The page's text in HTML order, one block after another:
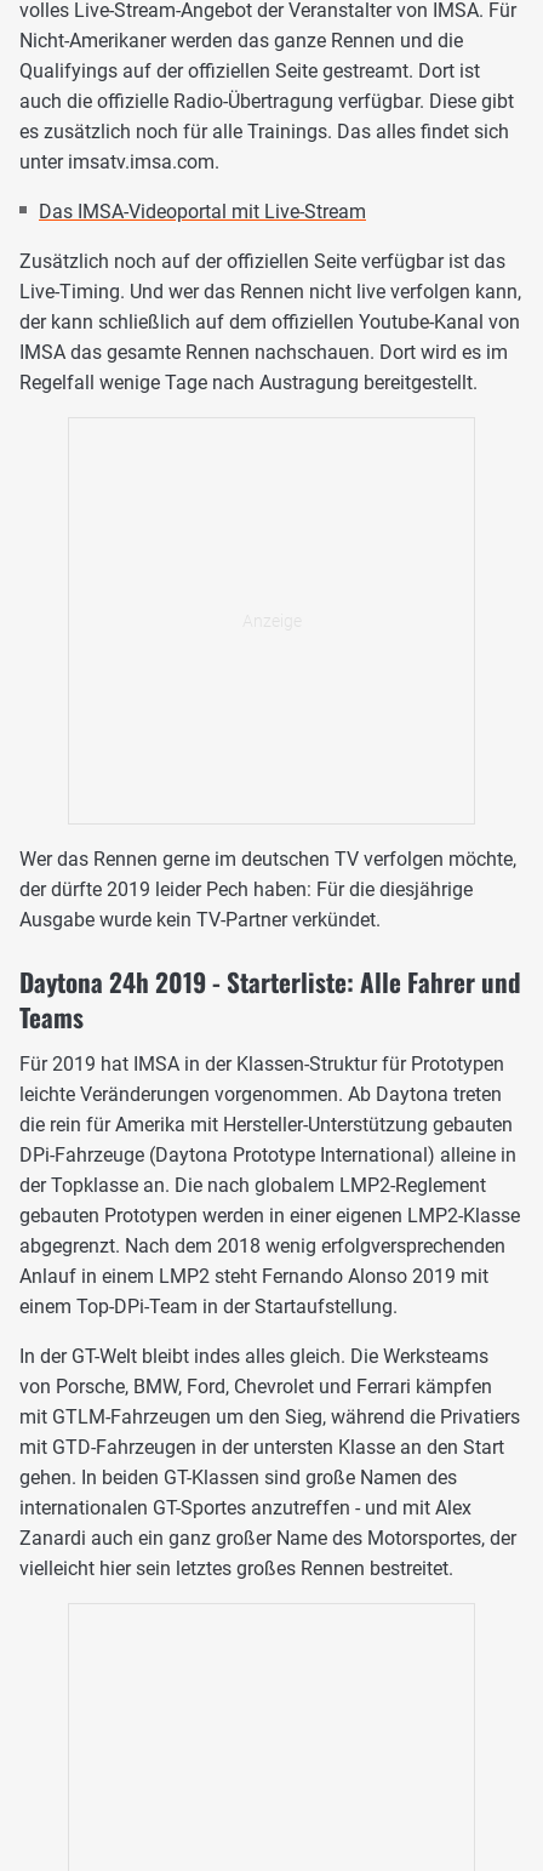
volles Live-Stream-Angebot der Veranstalter von IMSA. Für
Nicht-Amerikaner werden das ganze Rennen und die
Qualifyings auf der offiziellen Seite gestreamt. Dort ist
auch die offizielle Radio-Übertragung verfügbar. Diese gibt
es zusätzlich noch für alle Trainings. Das alles findet sich
unter imsatv.imsa.com.
Das IMSA-Videoportal mit Live-Stream
Zusätzlich noch auf der offiziellen Seite verfügbar ist das
Live-Timing. Und wer das Rennen nicht live verfolgen kann,
der kann schließlich auf dem offiziellen Youtube-Kanal von
IMSA das gesamte Rennen nachschauen. Dort wird es im
Regelfall wenige Tage nach Austragung bereitgestellt.
Wer das Rennen gerne im deutschen TV verfolgen möchte,
der dürfte 2019 leider Pech haben: Für die diesjährige
Ausgabe wurde kein TV-Partner verkündet.
Daytona 24h 2019 - Starterliste: Alle Fahrer und
Teams
Für 2019 hat IMSA in der Klassen-Struktur für Prototypen
leichte Veränderungen vorgenommen. Ab Daytona treten
die rein für Amerika mit Hersteller-Unterstützung gebauten
DPi-Fahrzeuge (Daytona Prototype International) alleine in
der Topklasse an. Die nach globalem LMP2-Reglement
gebauten Prototypen werden in einer eigenen LMP2-Klasse
abgegrenzt. Nach dem 2018 wenig erfolgversprechenden
Anlauf in einem LMP2 steht Fernando Alonso 2019 mit
einem Top-DPi-Team in der Startaufstellung.
In der GT-Welt bleibt indes alles gleich. Die Werksteams
von Porsche, BMW, Ford, Chevrolet und Ferrari kämpfen
mit GTLM-Fahrzeugen um den Sieg, während die Privatiers
mit GTD-Fahrzeugen in der untersten Klasse an den Start
gehen. In beiden GT-Klassen sind große Namen des
internationalen GT-Sportes anzutreffen - und mit Alex
Zanardi auch ein ganz großer Name des Motorsportes, der
vielleicht hier sein letztes großes Rennen bestreitet.